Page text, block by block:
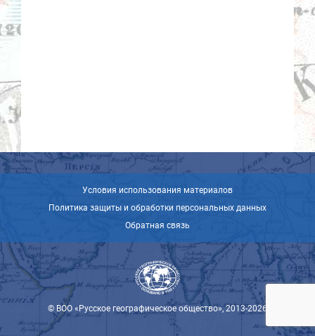
Условия использования материалов
Политика защиты и обработки персональных данных
Обратная связь
© ВОО «Русское географическое общество», 2013-2026